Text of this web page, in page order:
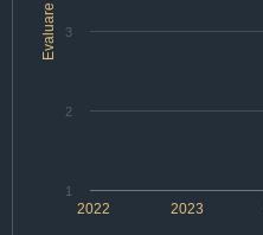
Evaluare
2022 2023
1
2
3